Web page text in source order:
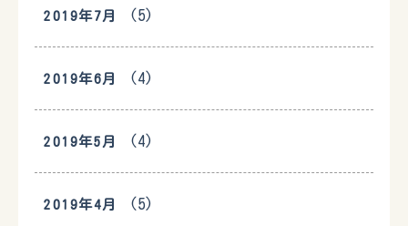
2019年7月 (5)
2019年6月 (4)
2019年5月 (4)
2019年4月 (5)